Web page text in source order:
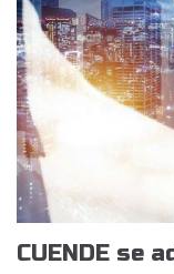
CUENDE se